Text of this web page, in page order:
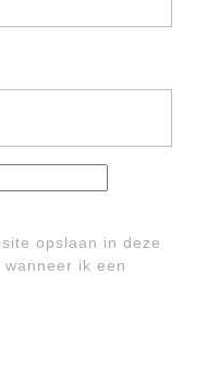
opslaan in deze
ik een